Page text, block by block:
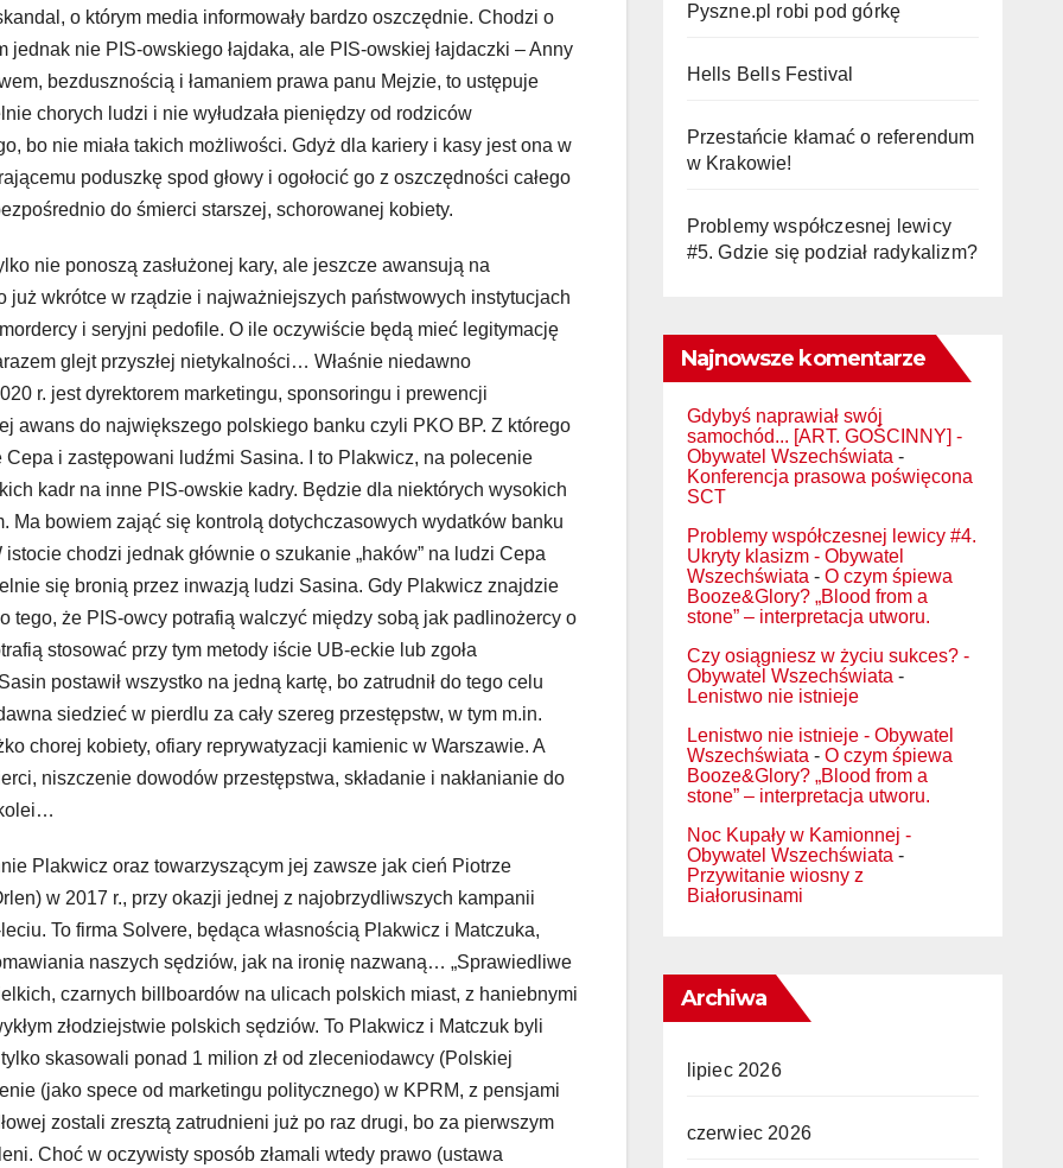
o którym media informowały bardzo oszczędnie. Chodzi o
jednak nie PIS-owskiego łajdaka, ale PIS-owskiej łajdaczki – Anny
bezdusznością i łamaniem prawa panu Mejzie, to ustępuje
chorych ludzi i nie wyłudzała pieniędzy od rodziców
bo nie miała takich możliwości. Gdyż dla kariery i kasy jest ona w
poduszkę spod głowy i ogołocić go z oszczędności całego
do śmierci starszej, schorowanej kobiety.
nie ponoszą zasłużonej kary, ale jeszcze awansują na
już wkrótce w rządzie i najważniejszych państwowych instytucjach
i seryjni pedofile. O ile oczywiście będą mieć legitymację
glejt przyszłej nietykalności… Właśnie niedawno
r. jest dyrektorem marketingu, sponsoringu i prewencji
awans do największego polskiego banku czyli PKO BP. Z którego
i zastępowani ludźmi Sasina. I to Plakwicz, na polecenie
kadr na inne PIS-owskie kadry. Będzie dla niektórych wysokich
bowiem zająć się kontrolą dotychczasowych wydatków banku
chodzi jednak głównie o szukanie „haków” na ludzi Cepa
się bronią przez inwazją ludzi Sasina. Gdy Plakwicz znajdzie
tego, że PIS-owcy potrafią walczyć między sobą jak padlinożercy o
stosować przy tym metody iście UB-eckie lub zgoła
postawił wszystko na jedną kartę, bo zatrudnił do tego celu
siedzieć w pierdlu za cały szereg przestępstw, w tym m.in.
chorej kobiety, ofiary reprywatyzacji kamienic w Warszawie. A
niszczenie dowodów przestępstwa, składanie i nakłanianie do
Pyszne.pl robi pod górkę
Hells Bells Festival
Przestańcie kłamać o referendum
w Krakowie!
Problemy współczesnej lewicy
#5. Gdzie się podział radykalizm?
Najnowsze komentarze
Gdybyś naprawiał swój
samochód... [ART. GOŚCINNY] -
Obywatel Wszechświata -
Konferencja prasowa poświęcona
SCT
Problemy współczesnej lewicy #4.
Ukryty klasizm - Obywatel
Wszechświata - O czym śpiewa
Booze&Glory? „Blood from a
stone” – interpretacja utworu.
Czy osiągniesz w życiu sukces? -
Obywatel Wszechświata -
Lenistwo nie istnieje
Lenistwo nie istnieje - Obywatel
Wszechświata - O czym śpiewa
Booze&Glory? „Blood from a
stone” – interpretacja utworu.
Noc Kupały w Kamionnej -
Obywatel Wszechświata -
Przywitanie wiosny z
Białorusinami
Archiwa
lipiec 2026
czerwiec 2026